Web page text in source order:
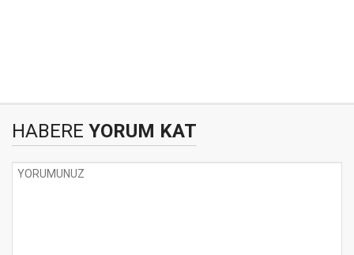
HABERE YORUM KAT